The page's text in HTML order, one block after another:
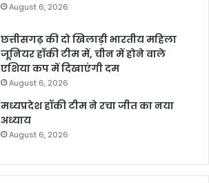
August 6, 2026
छत्तीसगढ़ की दो खिलाड़ी भारतीय महिला
जूनियर हॉकी टीम में, चीन में होने वाले
एशिया कप में दिखाएंगी दम
August 6, 2026
मध्यप्रदेश हॉकी टीम ने रचा जीत का नया
अध्याय
August 6, 2026